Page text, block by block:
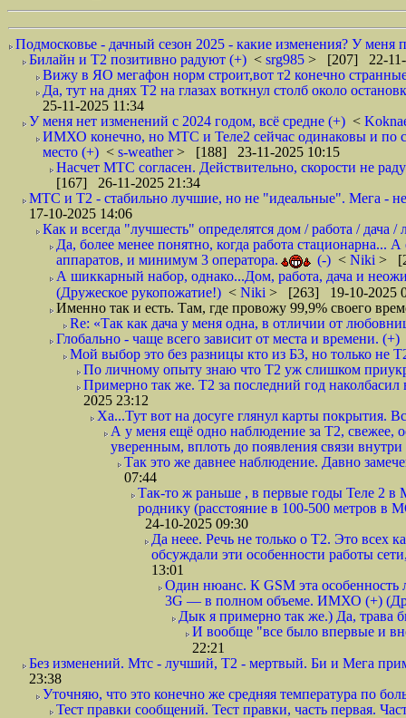
Подмосковье - дачный сезон 2025 - какие изменения? У меня
Билайн и Т2 позитивно радуют (+) < srg985 > [207] 22-11-
Вижу в ЯО мегафон норм строит,вот т2 конечно
Да, тут на днях Т2 на глазах воткнул столб около
25-11-2025 11:34
У меня нет изменений с 2024 годом, всё средне (+) <
ИМХО конечно, но МТС и Теле2 сейчас одинаковы и по
место (+) < s-weather> [188] 23-11-2025 10:15
Насчет МТС согласен. Действительно, скорости не
[167] 26-11-2025 21:34
МТС и Т2 - стабильно лучшие, но не "идеальные". Мега -
17-10-2025 14:06
Как и всегда "лучшесть" определятся дом / работа / дача
Да, более менее понятно, когда работа стационарна...
аппаратов, и минимум 3 оператора.
(-) < Niki >
А шиккарный набор, однако...Дом, работа, дача и
(Дружеское рукопожатие!) < Niki > [263] 19-10-2025
Именно так и есть. Там, где провожу 99,9% своего
Re: «Так как дача у меня одна, в отличии от
Глобально - чаще всего зависит от места и времени. (+)
Мой выбор это без разницы кто из Б3, но только не
По личному опыту знаю что Т2 уж слишком
Примерно так же. Т2 за последний год
2025 23:12
Ха...Тут вот на досуге глянул карты покрытия.
А у меня ещё одно наблюдение за Т2, свежее,
уверенным, вплоть до появления связи
Так это же давнее наблюдение. Давно
07:44
Так-то ж раньше , в первые годы Теле 2 в
роднику (расстояние в 100-500 метров
24-10-2025 09:30
Да неее. Речь не только о Т2. Это всех
обсуждали эти особенности работы
13:01
Один нюанс. К GSM эта особенность
3G — в полном объеме. ИМХО (+)
Дык я примерно так же.) Да, трава
И вообще "все было впервые и
22:21
Без изменений. Мтс - лучший, Т2 - мертвый. Би и Мега
23:38
Уточняю, что это конечно же средняя температура по
Тест правки сообщений. Тест правки, часть первая.